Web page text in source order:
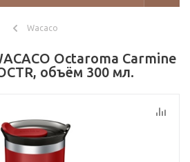
Wacaco
Octaroma Carmine
объём 300 мл.